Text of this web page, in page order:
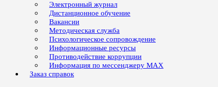
Электронный журнал
Дистанционное обучение
Вакансии
Методическая служба
Психологическое сопровождение
Информационные ресурсы
Противодействие коррупции
Информация по мессенджеру MAX
Заказ справок